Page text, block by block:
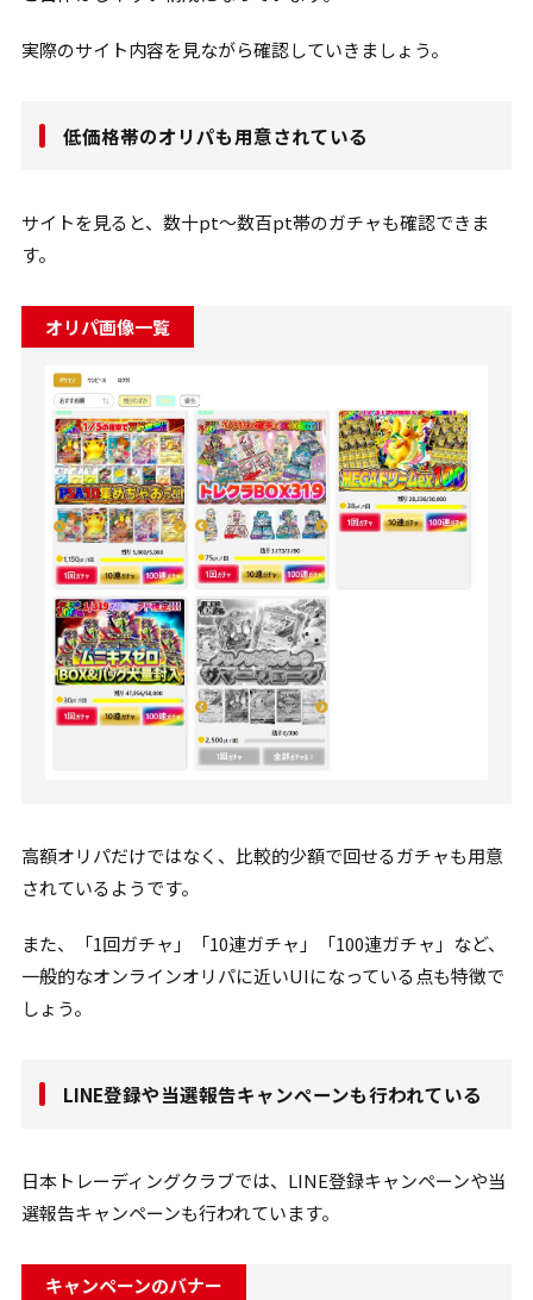
実際のサイト内容を見ながら確認していきましょう。
低価格帯のオリパも用意されている
サイトを見ると、数十pt〜数百pt帯のガチャも確認できま
す。
オリパ画像一覧
高額オリパだけではなく、比較的少額で回せるガチャも用意
されているようです。
また、「1回ガチャ」「10連ガチャ」「100連ガチャ」など、
一般的なオンラインオリパに近いUIになっている点も特徴で
しょう。
LINE登録や当選報告キャンペーンも行われている
日本トレーディングクラブでは、LINE登録キャンペーンや当
選報告キャンペーンも行われています。
キャンペーンのバナー